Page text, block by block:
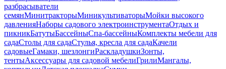
разбрасыватели
семянМинитракторыМиникультиваторыМойки высокого
давленияНаборы садового электроинструментаОтдых и
пикникБатутыБассейныСпа-бассейныКомплекты мебели для
садаСтолы для садаСтулья, кресла для садаКачели
садовыеГамаки, шезлонгиРаскладушкиЗонты,
тентыАксессуары для садовой мебелиГрилиМангалы,